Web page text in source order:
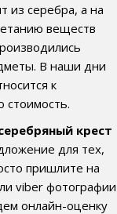
из серебра, а на
веществ
В наши дни
к
стоимость.
крест
для тех,
пришлите на
viber фотографии
онлайн-оценку